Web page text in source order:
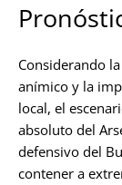
Considerando
anímico y la
local, el
absoluto del
defensivo del
contener a